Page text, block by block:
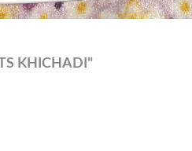
KHICHADI"